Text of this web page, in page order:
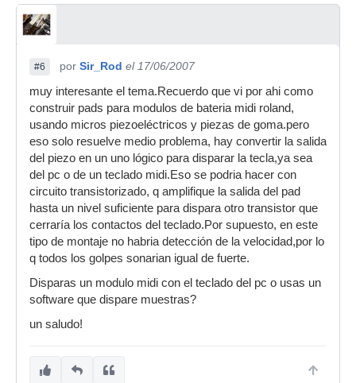
#6 por Sir_Rod el 17/06/2007
muy interesante el tema.Recuerdo que vi por ahi como
construir pads para modulos de bateria midi roland,
usando micros piezoeléctricos y piezas de goma.pero
eso solo resuelve medio problema, hay convertir la salida
del piezo en un uno lógico para disparar la tecla,ya sea
del pc o de un teclado midi.Eso se podria hacer con
circuito transistorizado, q amplifique la salida del pad
hasta un nivel suficiente para dispara otro transistor que
cerraría los contactos del teclado.Por supuesto, en este
tipo de montaje no habria detección de la velocidad,por lo
q todos los golpes sonarian igual de fuerte.
Disparas un modulo midi con el teclado del pc o usas un
software que dispare muestras?
un saludo!